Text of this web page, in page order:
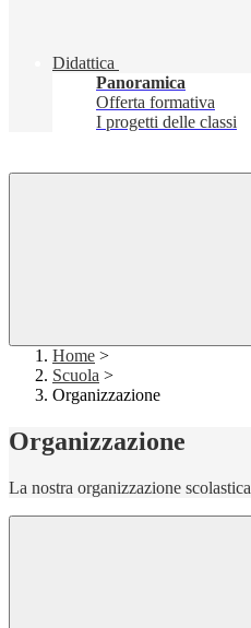
Didattica
Panoramica
Offerta formativa
I progetti delle classi
Home >
Scuola >
Organizzazione
Organizzazione
La nostra organizzazione scolastica